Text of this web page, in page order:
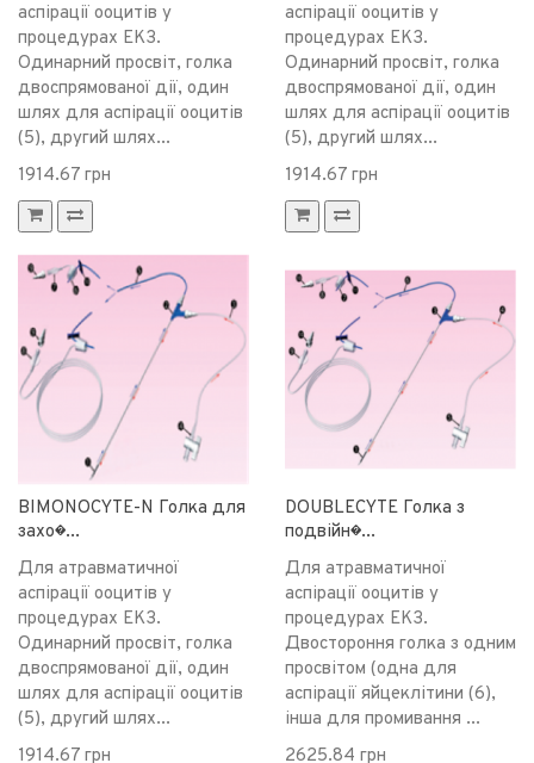
аспірації ооцитів у
процедурах ЕКЗ.
Одинарний просвіт, голка
двоспрямованої дії, один
шлях для аспірації ооцитів
(5), другий шлях...
1914.67 грн
аспірації ооцитів у
процедурах ЕКЗ.
Одинарний просвіт, голка
двоспрямованої дії, один
шлях для аспірації ооцитів
(5), другий шлях...
1914.67 грн
BIMONOCYTE-N Голка для
захо�...
Для атравматичної
аспірації ооцитів у
процедурах ЕКЗ.
Одинарний просвіт, голка
двоспрямованої дії, один
шлях для аспірації ооцитів
(5), другий шлях...
1914.67 грн
DOUBLECYTE Голка з
подвійн�...
Для атравматичної
аспірації ооцитів у
процедурах ЕКЗ.
Двостороння голка з одним
просвітом (одна для
аспірації яйцеклітини (6),
інша для промивання ...
2625.84 грн